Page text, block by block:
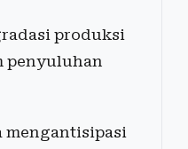
produksi
penyuluhan
mengantisipasi